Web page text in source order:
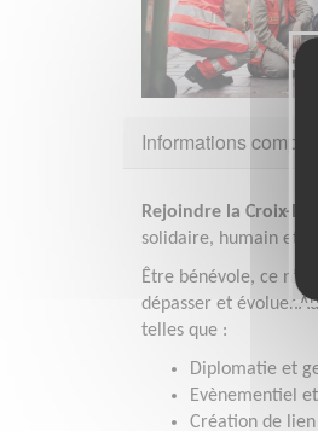
Informations
Rejoindre la Croix-
solidaire, humain et
Être bénévole, ce
dépasser et
telles que :
Diplomatie et
Evènementiel
Création de